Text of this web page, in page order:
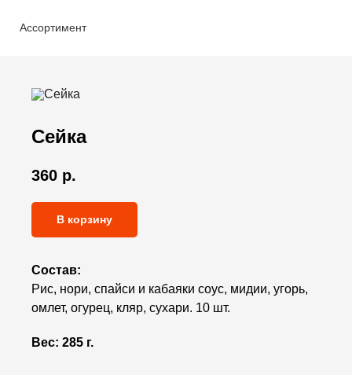
Ассортимент
Сейка
360 р.
В корзину
Состав:
Рис, нори, спайси и кабаяки соус, мидии, угорь,
омлет, огурец, кляр, сухари. 10 шт.
Вес: 285 г.